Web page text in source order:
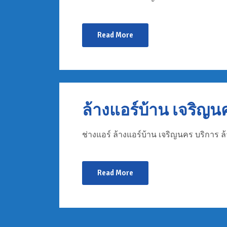
Read More
ล้างแอร์บ้าน เจริญน
ช่างแอร์ ล้างแอร์บ้าน เจริญนคร บริการ ล้
Read More